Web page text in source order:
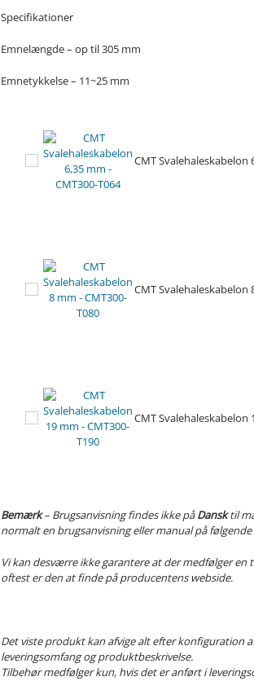
Specifikationer
Emnelængde – op til 305 mm
Emnetykkelse – 11~25 mm
CMT Svalehaleskabelon
CMT Svalehaleskabelon
CMT Svalehaleskabelon
Bemærk– Brugsanvisning findes ikke påDansktil
normalt en brugsanvisning eller manual på
Vi kan desværre ikke garantere at der medfølger
oftest er den at finde på producentens webside.
Det viste produkt kan afvige alt efter
leveringsomfang og produktbeskrivelse.
Tilbehør medfølger kun, hvis det er anført i